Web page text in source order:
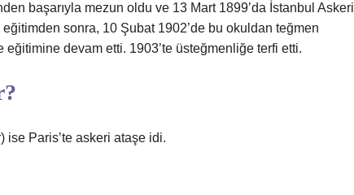
başarıyla mezun oldu ve 13 Mart 1899’da İstanbul Askeri
eğitimden sonra, 10 Şubat 1902’de bu okuldan teğmen
devam etti. 1903’te üsteğmenliğe terfi etti.
ise Paris’te askeri ataşe idi.